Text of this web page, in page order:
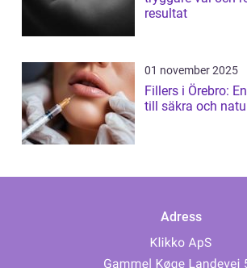
resultat
01 november 2025
Fillers i Örebro:
till säkra och
Adress